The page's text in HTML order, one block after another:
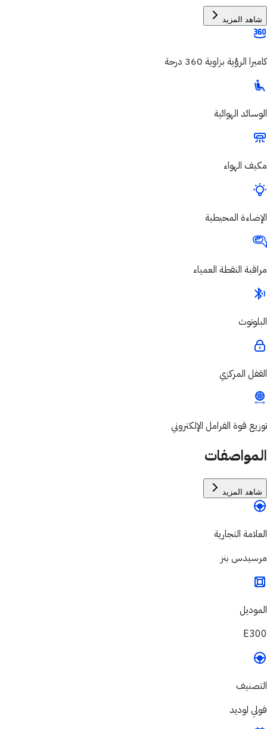
شاهد المزيد
كاميرا الرؤية بزاوية 360 درجة
الوسائد الهوائية
مكيف الهواء
الإضاءة المحيطية
مراقبة النقطة العمياء
البلوتوث
القفل المركزي
توزيع قوة الفرامل الإلكتروني
المواصفات
شاهد المزيد
العلامة التجارية
مرسيدس بنز
الموديل
E300
التصنيف
فولي لوديد